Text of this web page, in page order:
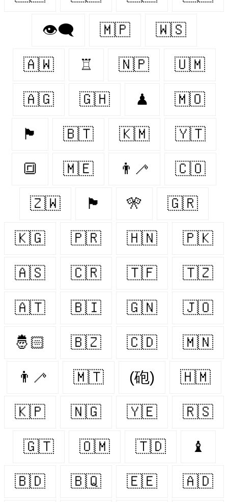
👁️‍🗨️ 🇲🇵 🇼🇸
🇦🇼 ♖ 🇳🇵 🇺🇲
🇦🇬 🇬🇭 ♟ 🇲🇴
🏴󠁧󠁢󠁥󠁮󠁧󠁿 🇧🇹 🇰🇲 🇾🇹
🔳 🇲🇪 👨‍🦯 🇨🇴
🇿🇼 🏴󠁧󠁢󠁳󠁣󠁴󠁿 🎌 🇬🇷
🇰🇬 🇵🇷 🇭🇳 🇵🇰
🇦🇸 🇨🇷 🇹🇫 🇹🇿
🇦🇹 🇧🇮 🇬🇳 🇯🇴
🤴🏻 🇧🇿 🇨🇩 🇲🇳
👨‍🦯‍ 🇲🇹 (砲) 🇭🇲
🇰🇵 🇳🇬 🇾🇪 🇷🇸
🇬🇹 🇴🇲 🇹🇩 ♝
🇧🇩 🇧🇶 🇪🇪 🇦🇩